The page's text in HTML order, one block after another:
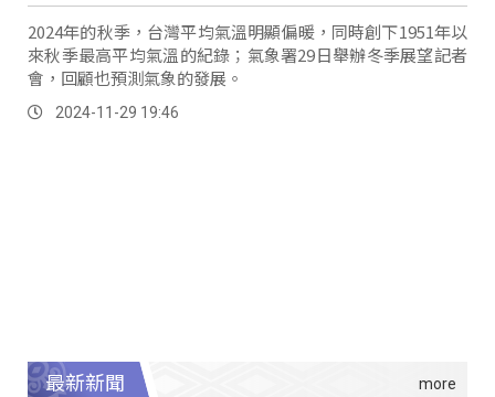
2024年的秋季，台灣平均氣溫明顯偏暖，同時創下1951年以
來秋季最高平均氣溫的紀錄；氣象署29日舉辦冬季展望記者
會，回顧也預測氣象的發展。
2024-11-29 19:46
最新新聞